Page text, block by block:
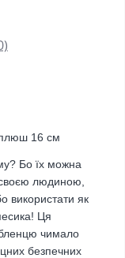
плюш 16 см
Бо їх можна
людиною,
використати як
Ця
чимало
безпечних